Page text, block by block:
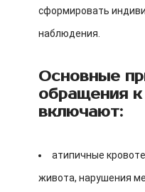
сформировать
наблюдения.
Основные
обращения к
включают:
атипичные
живота, нарушения